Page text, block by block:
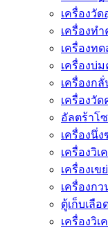
เครื่องวั
เครื่องท
เครื่องท
เครื่องบ่
เครื่องก
เครื่องวัด
อัลตร้าโ
เครื่องนึ่ง
เครื่องวิ
เครื่องเข
เครื่องกว
ตู้เก็บเลื
เครื่องวิเ